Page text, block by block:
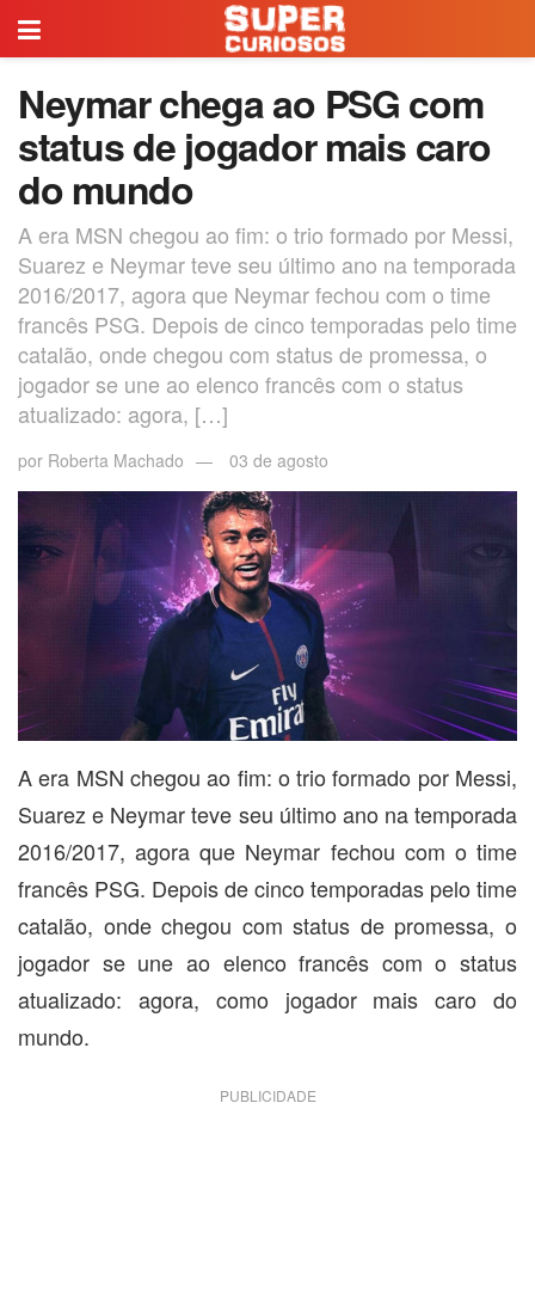
Neymar chega ao PSG com
status de jogador mais caro
do mundo
A era MSN chegou ao fim: o trio formado por Messi,
Suarez e Neymar teve seu último ano na temporada
2016/2017, agora que Neymar fechou com o time
francês PSG. Depois de cinco temporadas pelo time
catalão, onde chegou com status de promessa, o
jogador se une ao elenco francês com o status
atualizado: agora, […]
por Roberta Machado 03 de agosto
A era MSN chegou ao fim: o trio formado por Messi,
Suarez e Neymar teve seu último ano na temporada
2016/2017, agora que Neymar fechou com o time
francês PSG. Depois de cinco temporadas pelo time
catalão, onde chegou com status de promessa, o
jogador se une ao elenco francês com o status
atualizado: agora, como jogador mais caro do
mundo.
PUBLICIDADE